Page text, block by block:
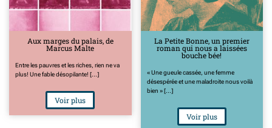
Aux marges du palais, de
Marcus Malte
Entre les pauvres et les riches, rien ne va
plus! Une fable désopilante! [...]
Voir plus
La Petite Bonne, un premier
roman qui nous a laissées
bouche bée!
« Une gueule cassée, une femme
désespérée et une maladroite nous voilà
bien » [...]
Voir plus